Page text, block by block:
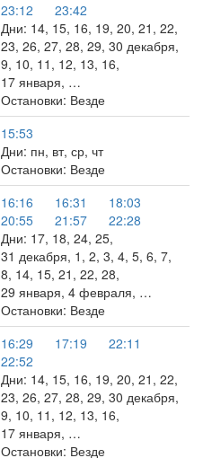
23:12
23:42
Дни: 14, 15, 16, 19, 20, 21, 22,
23, 26, 27, 28, 29, 30 декабря,
9, 10, 11, 12, 13, 16,
17 января, …
Остановки: Везде
15:53
Дни: пн, вт, ср, чт
Остановки: Везде
16:16 16:31
18:03
20:55
21:57
22:28
Дни: 17, 18, 24, 25,
31 декабря, 1, 2, 3, 4, 5, 6, 7,
8, 14, 15, 21, 22, 28,
29 января, 4 февраля, …
Остановки: Везде
16:29
17:19
22:11
22:52
Дни: 14, 15, 16, 19, 20, 21, 22,
23, 26, 27, 28, 29, 30 декабря,
9, 10, 11, 12, 13, 16,
17 января, …
Остановки: Везде